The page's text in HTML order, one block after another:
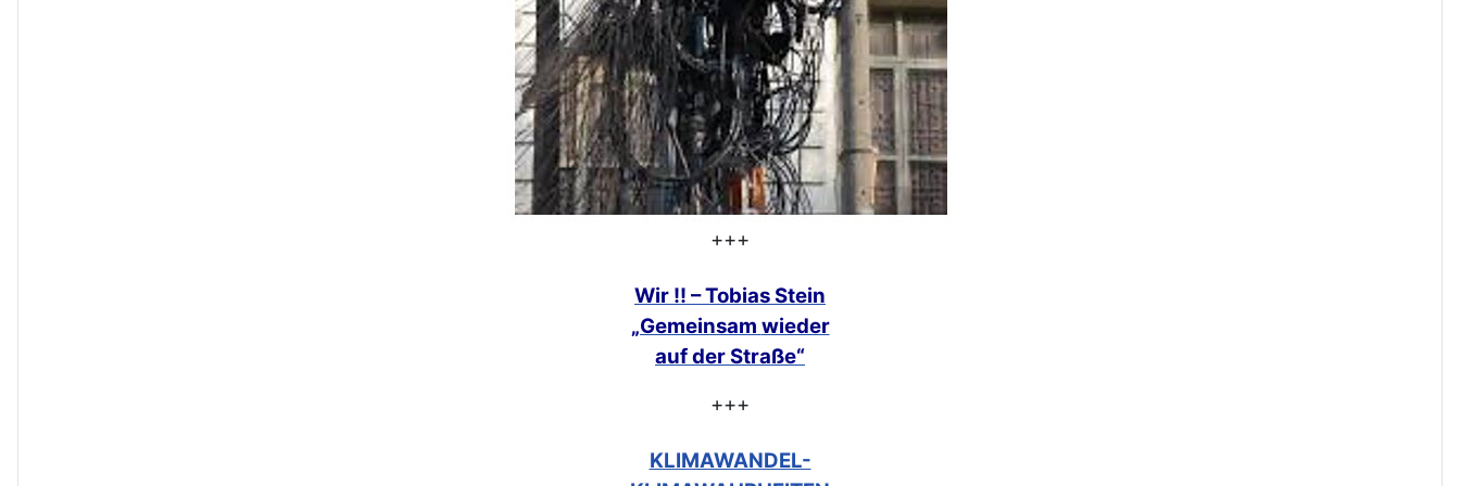
+++
Wir !! – Tobias Stein
„Gemeinsam wieder
auf der Straße“
+++
KLIMAWANDEL-